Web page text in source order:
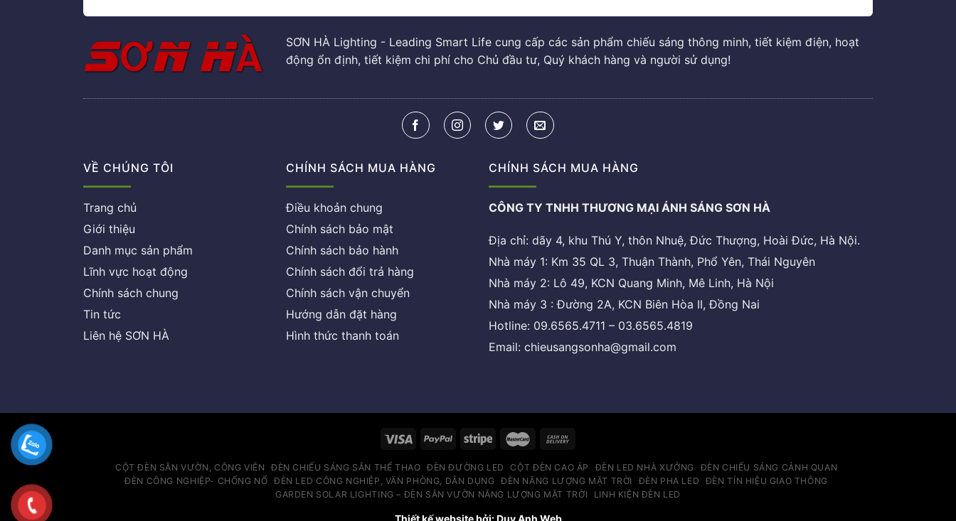
SƠN HÀ Lighting - Leading Smart Life cung cấp các sản phẩm chiếu sáng thông minh, tiết kiệm điện, hoạt
động ổn định, tiết kiệm chi phí cho Chủ đầu tư, Quý khách hàng và người sử dụng!
VỀ CHÚNG TÔI
Trang chủ
Giới thiệu
Danh mục sản phẩm
Lĩnh vực hoạt động
Chính sách chung
Tin tức
Liên hệ SƠN HÀ
CHÍNH SÁCH MUA HÀNG
Điều khoản chung
Chính sách bảo mật
Chính sách bảo hành
Chính sách đổi trả hàng
Chính sách vận chuyển
Hướng dẫn đặt hàng
Hình thức thanh toán
CHÍNH SÁCH MUA HÀNG
CÔNG TY TNHH THƯƠNG MẠI ÁNH SÁNG SƠN HÀ
Địa chỉ: dãy 4, khu Thú Y, thôn Nhuệ, Đức Thượng, Hoài Đức, Hà Nội.
Nhà máy 1: Km 35 QL 3, Thuận Thành, Phổ Yên, Thái Nguyên
Nhà máy 2: Lô 49, KCN Quang Minh, Mê Linh, Hà Nội
Nhà máy 3 : Đường 2A, KCN Biên Hòa II, Đồng Nai
Hotline: 09.6565.4711 – 03.6565.4819
Email: chieusangsonha@gmail.com
CỘT ĐÈN SÂN VƯỜN, CÔNG VIÊN ĐÈN CHIẾU SÁNG SÂN THỂ THAO ĐÈN ĐƯỜNG LED CỘT ĐÈN CAO ÁP ĐÈN LED NHÀ XƯỞNG
ĐÈN CHIẾU SÁNG CẢNH QUAN
ĐÈN CÔNG NGHIỆP- CHỐNG NỔ ĐÈN LED CÔNG NGHIỆP, VĂN PHÒNG, DÂN DỤNG ĐÈN NĂNG LƯỢNG MẶT TRỜI ĐÈN PHA LED
ĐÈN TÍN HIỆU GIAO THÔNG
GARDEN SOLAR LIGHTING – ĐÈN SÂN VƯỜN NĂNG LƯỢNG MẶT TRỜI
LINH KIỆN ĐÈN LED
Thiết kế website bởi: Duy Anh Web